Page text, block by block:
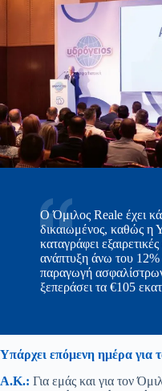
Ο Όμιλος Reale έχει
δικαιωμένος, καθώς η
καταγράφει
ανάπτυξη άνω του 12%
παραγωγή
ξεπεράσει τα €105
Υπάρχει επόμενη ημέρα για
Α.Κ.: Για εμάς και για τον